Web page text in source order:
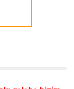
qələbə